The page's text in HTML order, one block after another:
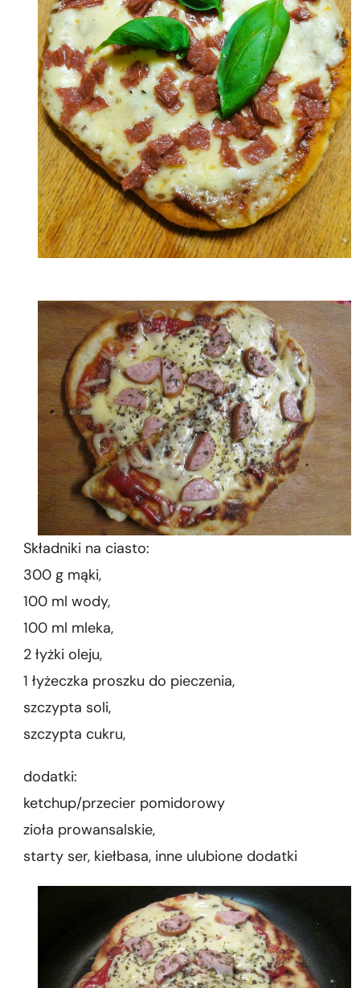
Składniki na ciasto:
300 g mąki,
100 ml wody,
100 ml mleka,
2 łyżki oleju,
1 łyżeczka proszku do pieczenia,
szczypta soli,
szczypta cukru,
dodatki:
ketchup/przecier pomidorowy
zioła prowansalskie,
starty ser, kiełbasa, inne ulubione dodatki